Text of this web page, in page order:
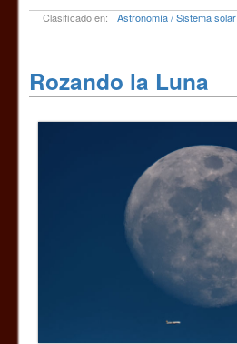
Clasificado en: Astronomía / Sistema solar
Rozando la Luna